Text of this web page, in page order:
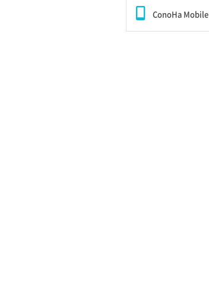
ConoHa Mobile